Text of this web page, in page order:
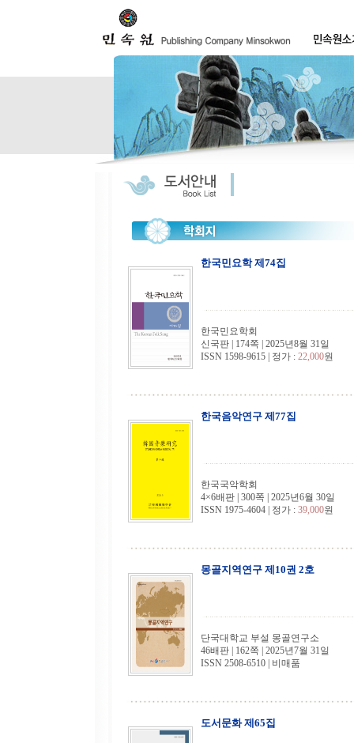
한국민요학 제74집
한국민요학회
신국판 | 174쪽 | 2025년8월 31일
ISSN 1598-9615 | 정가 : 22,000원
한국음악연구 제77집
한국국악학회
4×6배판 | 300쪽 | 2025년6월 30일
ISSN 1975-4604 | 정가 : 39,000원
몽골지역연구 제10권 2호
단국대학교 부설 몽골연구소
46배판 | 162쪽 | 2025년7월 31일
ISSN 2508-6510 | 비매품
도서문화 제65집